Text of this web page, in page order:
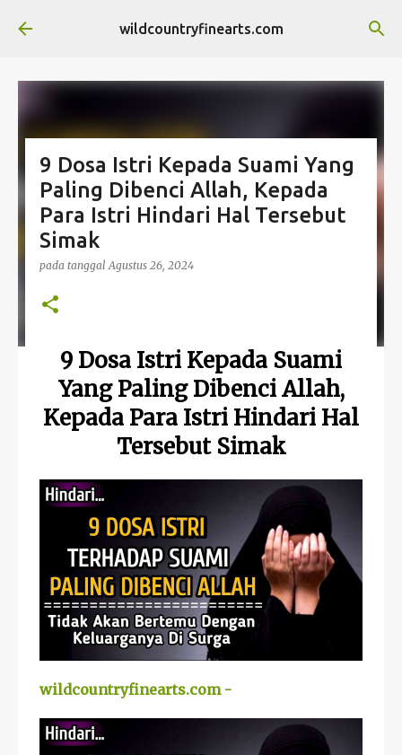
Langsung ke konten utama
wildcountryfinearts.com
9 Dosa Istri Kepada Suami Yang
Paling Dibenci Allah, Kepada
Para Istri Hindari Hal Tersebut
Simak
pada tanggalAgustus 26, 2024
9 Dosa Istri Kepada Suami
Yang Paling Dibenci Allah,
Kepada Para Istri Hindari Hal
Tersebut Simak
wildcountryfinearts.com -